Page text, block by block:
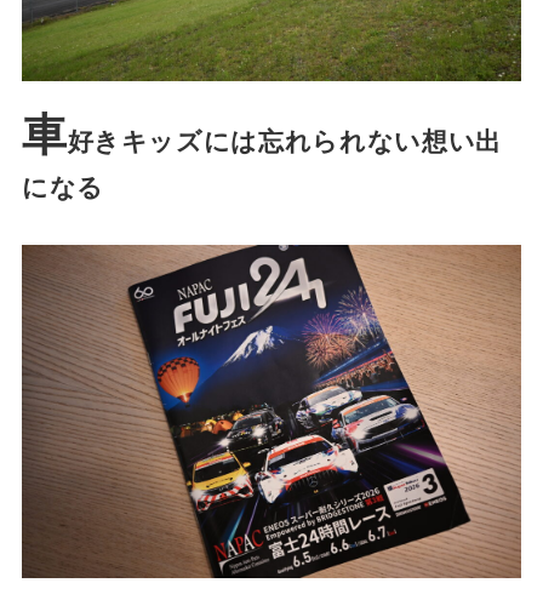
車好きキッズには忘れられない想い出
になる